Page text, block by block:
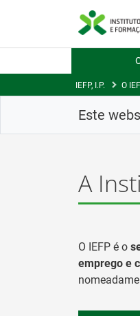
IEFP, I.P. O
Este
A
O IEFP é o
emprego e